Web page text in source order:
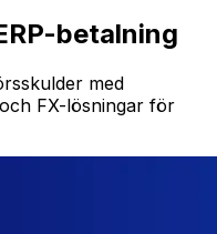
betalning
med
FX-lösningar för